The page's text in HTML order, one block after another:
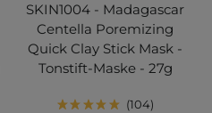
SKIN1004 - Madagascar
Centella Poremizing
Quick Clay Stick Mask -
Tonstift-Maske - 27g
104